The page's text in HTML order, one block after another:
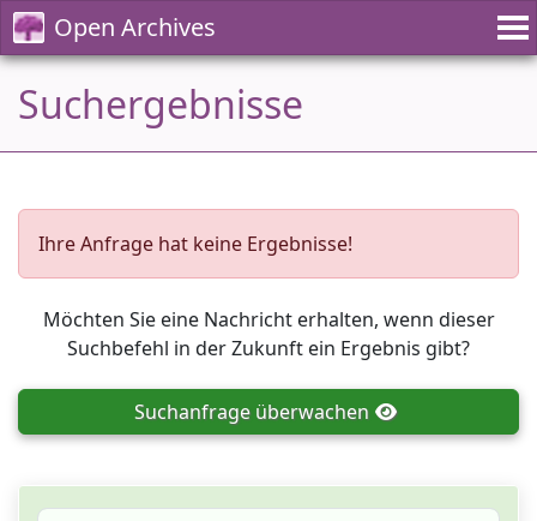
Open Archives
Suchergebnisse
Ihre Anfrage hat keine Ergebnisse!
Möchten Sie eine Nachricht erhalten, wenn dieser
Suchbefehl in der Zukunft ein Ergebnis gibt?
Suchanfrage überwachen